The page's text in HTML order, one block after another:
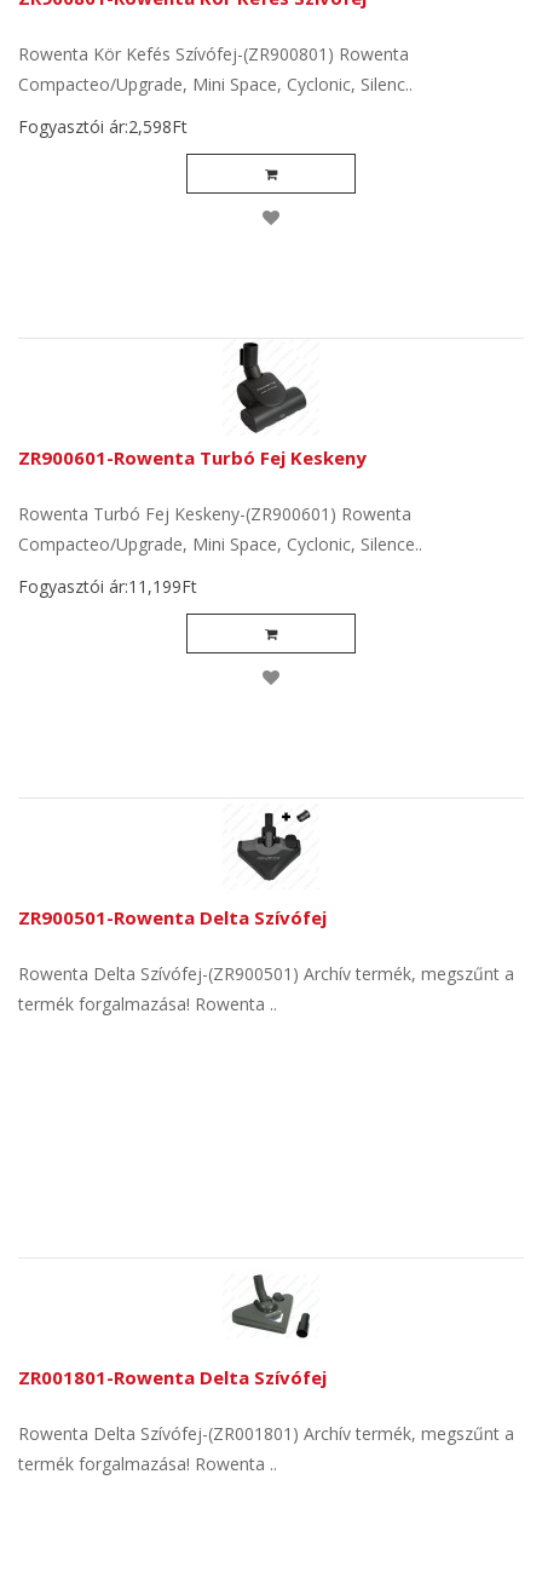
Rowenta Kör Kefés Szívófej-(ZR900801) Rowenta
Compacteo/Upgrade, Mini Space, Cyclonic, Silenc..
Fogyasztói ár:2,598Ft
ZR900601-Rowenta Turbó Fej Keskeny
Rowenta Turbó Fej Keskeny-(ZR900601) Rowenta
Compacteo/Upgrade, Mini Space, Cyclonic, Silence..
Fogyasztói ár:11,199Ft
ZR900501-Rowenta Delta Szívófej
Rowenta Delta Szívófej-(ZR900501) Archív termék, megszűnt a
termék forgalmazása! Rowenta ..
ZR001801-Rowenta Delta Szívófej
Rowenta Delta Szívófej-(ZR001801) Archív termék, megszűnt a
termék forgalmazása! Rowenta ..